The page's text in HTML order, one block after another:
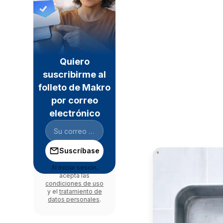
Quiero
suscribirme al
folleto de Makro
por correo
electrónico
Suscríbase
Al iniciar sesión,
acepta las
condiciones de uso
y el tratamiento de
datos personales.